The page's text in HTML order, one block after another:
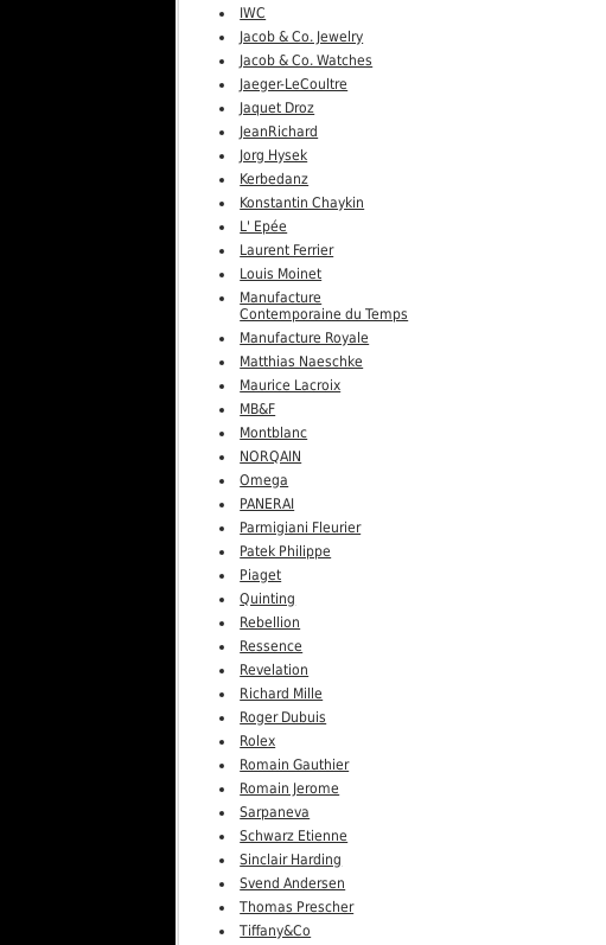
IWC
Jacob & Co. Jewelry
Jacob & Co. Watches
Jaeger-LeCoultre
Jaquet Droz
JeanRichard
Jorg Hysek
Kerbedanz
Konstantin Chaykin
L' Epée
Laurent Ferrier
Louis Moinet
Manufacture
Contemporaine du Temps
Manufacture Royale
Matthias Naeschke
Maurice Lacroix
MB&F
Montblanc
NORQAIN
Omega
PANERAI
Parmigiani Fleurier
Patek Philippe
Piaget
Quinting
Rebellion
Ressence
Revelation
Richard Mille
Roger Dubuis
Rolex
Romain Gauthier
Romain Jerome
Sarpaneva
Schwarz Etienne
Sinclair Harding
Svend Andersen
Thomas Prescher
Tiffany&Co